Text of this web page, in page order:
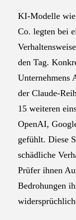
KI-Modelle
Co. legten bei
den Tag.
Unternehmens
der Claude-
15 weiteren
OpenAI,
gefühlt. Diese
schädliche
Prüfer ihnen
Bedrohungen